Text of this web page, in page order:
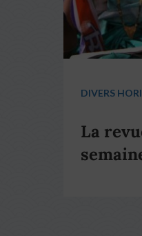
DIVERS
La